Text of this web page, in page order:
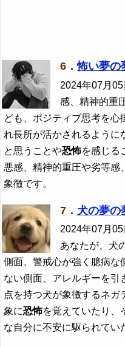
6．怖い夢の
2024年07月05
感、精神的重
ども、ポジティブ思考を心
れ長所が活かされるように
と思うことや恐怖を感じる
悪感、精神的重圧や劣等感
象徴です。
7． 犬の夢の
2024年07月05
あなたが、犬
側面、警戒心が強く臆病な
ない側面、アレルギーを引
点を持つ犬が象徴するネ
象に恐怖を覚えていたり、
な自分に不安に駆られてい